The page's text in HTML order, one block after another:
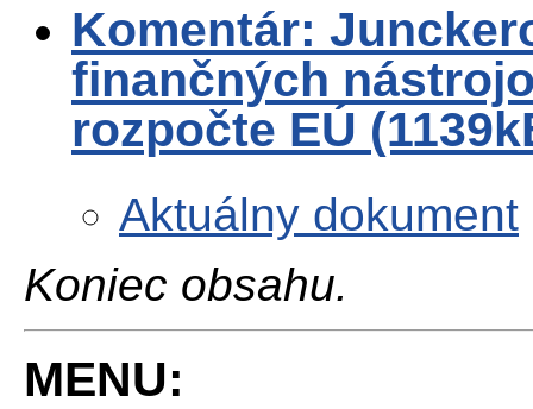
Komentár:
finančných
rozpočte EÚ
Aktuálny dokument
Koniec obsahu.
MENU: